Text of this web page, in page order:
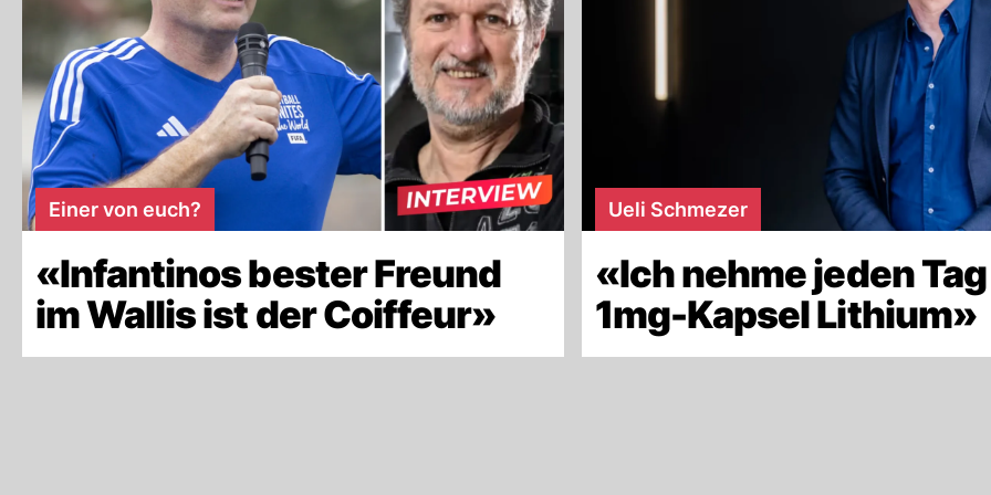
Einer von euch?
«Infantinos bester Freund
im Wallis ist der Coiffeur»
Ueli Schmezer
«Ich nehme jeden
1mg-Kapsel Lithium»